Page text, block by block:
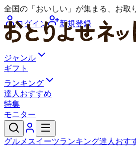
全国の「おいしい」が集まる、お取
ログイン
新規登録
ジャンル
ギフト
ランキング
達人おすすめ
特集
モニター
グルメ スイーツランキング達人おす